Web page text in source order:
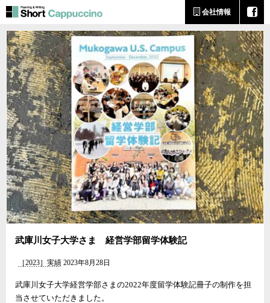
会社情報
武庫川女子大学さま 経営学部留学体験記
［2023］実績 2023年8月28日
武庫川女子大学経営学部さまの2022年度留学体験記冊子の制作を担
当させていただきました。